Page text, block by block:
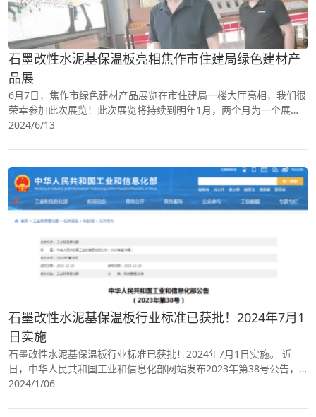
石墨改性水泥基保温板亮相焦作市住建局绿色建材产
品展
6月7日，焦作市绿色建材产品展览在市住建局一楼大厅亮相，我们很
荣幸参加此次展览！此次展览将持续到明年1月，两个月为一个展
期、共四期，包括实物展示、视频展示和宣传材料等，参展单位主要
2024/6/13
石墨改性水泥基保温板行业标准已获批！2024年7月1
日实施
石墨改性水泥基保温板行业标准已获批！2024年7月1日实施。 近
日，中华人民共和国工业和信息化部网站发布2023年第38号公告，
石墨改性水泥基保温板行业标准入列公告中批准的《1276项行业标准
2024/1/06